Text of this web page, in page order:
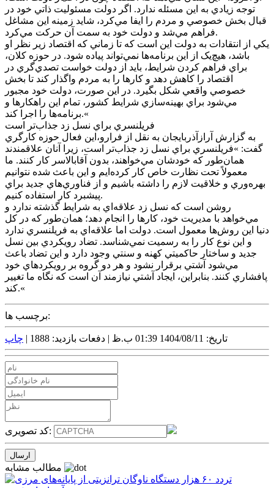
توجه زيادي به اين مسئله ندارد. اگر دولت مسئوليت ذاتي خود در
قبال بخش خصوصي و مردم را ايفا مي‌کرد، شايد زمينه اين مشاغل
فراهم مي‌شد و دولت خود به سمت آن حرکت مي‌کرد.
يکي از انتقادات به دولت اين است که تا زماني که اقتصاد زير نظر او
باشد، هيچ‌يک از اين برنامه‌ها نمي‌تواند پياده شود. در حوزه کلان،
براي فراهم کردن شرايط، بايد از دولت خواست تصدي‌گري در
اقتصاد را کاهش دهد و کارها را به مردم واگذار کند تا بخش
خصوصي واقعي شکل بگيرد. در اين صورت، دولت خود مجبور
مي‌شود براي بهينه‌سازي شرايط کشور، تمام اين راهکارها و
برنامه‌ها را اجرا کند.«
فريلنسري براي نسل زد جذاب‌تر است
به گزارش آرازآذربايجان به نقل از فرارو،اين فعال حوزه کارگري
گفت: »فريلنسري براي نسل زد جذاب‌تر است، زيرا آنان علاقمندند
همان‌طور که خودشان مي‌خواهند، بدون آقابالاسر کار کنند. ما
معمولاً تحت نظارت خاص کار کرده‌ايم و اين باعث شده نتوانيم
بهره‌وري و خلاقيت لازم را داشته باشيم و از فناوري‌هاي جديد براي
پيشبرد کار استفاده کنيم.
روشن است که نسل زد علاقه‌اي به شرايط گذشته ندارد و
مي‌خواهد با مديريت خود، کارها را انجام دهد؛ همان‌طور که در کل
دنيا اين روش‌ها معمول است. دولت اما علاقه‌اي به فريلنسري ندارد
و اين نوع کار را به رسميت نمي‌شناسد. تضاد رويکردي بين نسل
جديد و ساختار حاکميتي کهنه و سنتي وجود دارد و اين تضاد باعث
مي‌شود آشتي برقرار نشود و هر دو گروه بر رويکردهاي خود
پافشاري کنند. بنابراين، ايجاد آشتي نيازمند آن است که نگاه ما تغيير
کند.«
برچسب ها:
تاریخ: 1404/08/11 01:39 ب.ظ | دفعات بازدید: 1888 | چاپ
کد تصویری: